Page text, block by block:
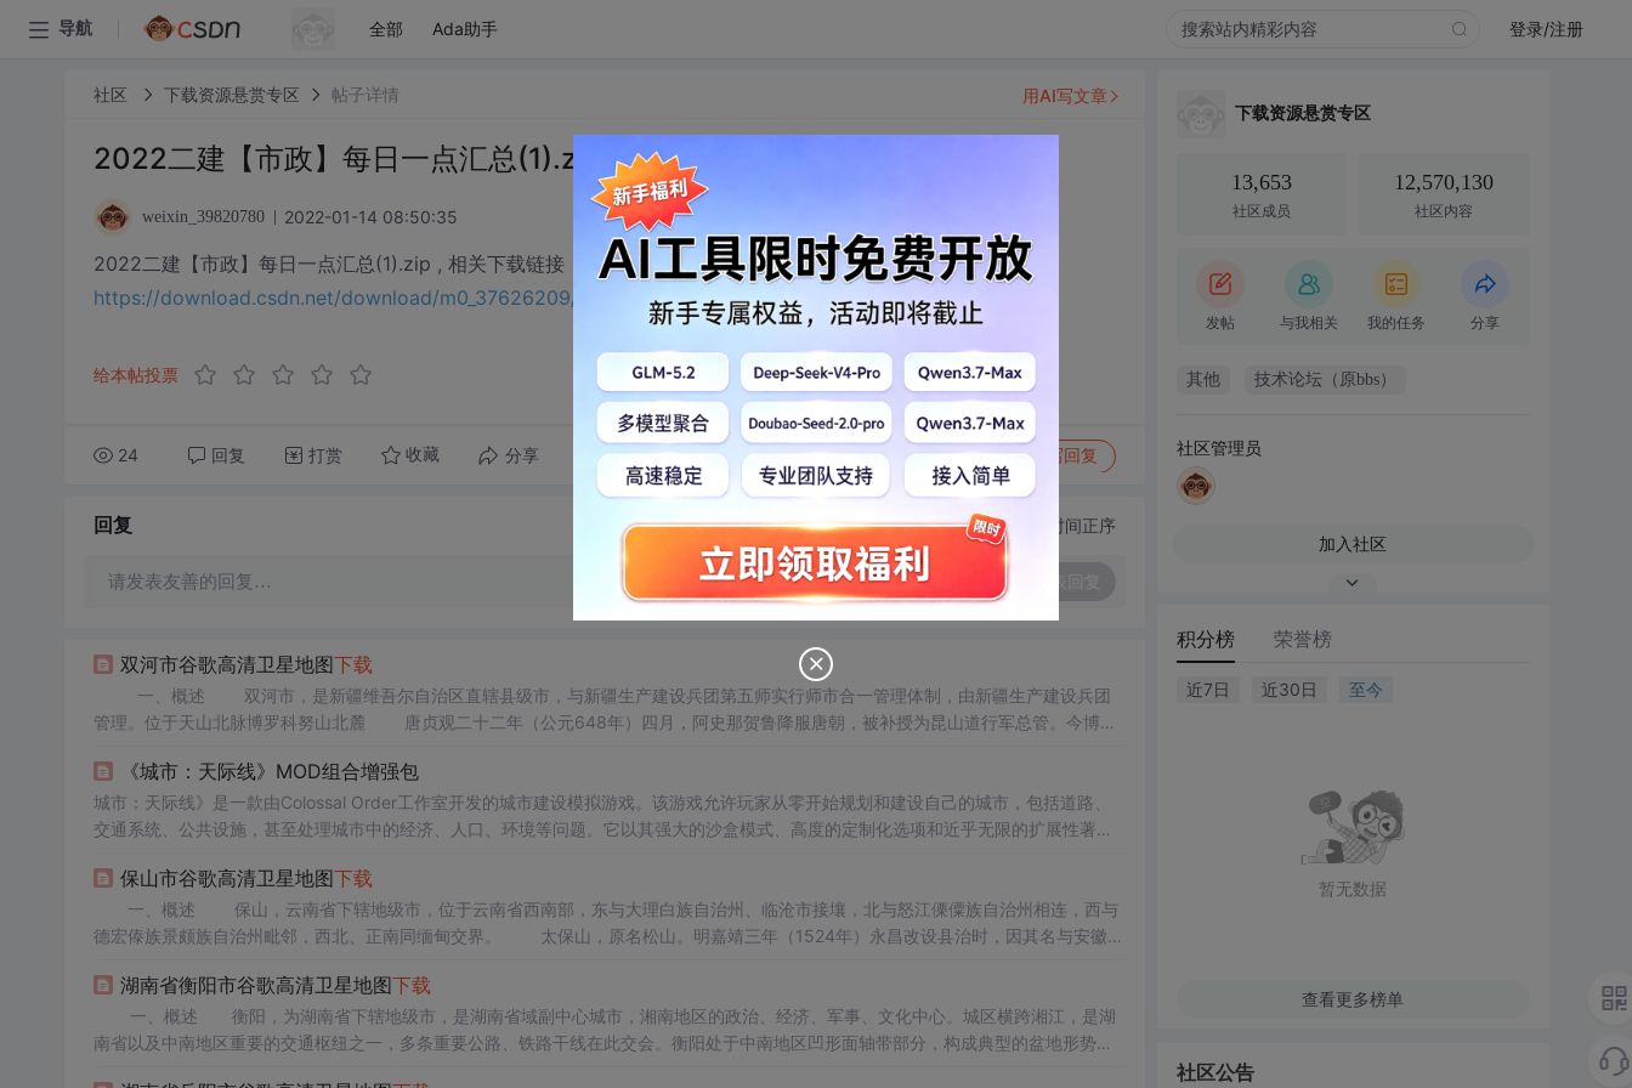
导航 全部 Ada助手 登录/注册
社区 下载资源悬赏专区 帖子详情
2022二建【市政】每日一点汇总(1).zip下载
weixin_39820780 2022-01-14 08:50:35
2022二建【市政】每日一点汇总(1).zip , 相关下载链接：
https://download.csdn.net/download/m0_37626209/75773654?utm_source=bbsseo
给本帖投票
24 回复 打赏 收藏 分享 转发到动态 举报 写回复
用AI写文章
回复 切换为时间正序
请发表友善的回复…
双河市谷歌高清卫星地图下载
管理。位于天山北脉博罗科努山北麓 唐贞观二十二年（公元648年）四月，阿史那贺鲁降服唐朝，被补授为昆山道行军总管。今博尔
瑶池都督。今博尔...
《城市：天际线》MOD组合增强包
城市：天际线》是一款由Colossal Order工作室开发的城市建设模拟游戏。该游戏允许玩家从零开始规划和建设自己的城市，包括道路、
交通系统、公共设施，甚至处理城市中的经济、人口、环境等问题。它以其强大的沙盒模式、高度的定制化选项和近乎无限的扩展性著
觉效果。
保山市谷歌高清卫星地图下载
一、概述 保山，云南省下辖地级市，位于云南省西南部，东与大理白族自治州、临沧市接壤，北与怒江傈僳族自治州相连，西与
德宏傣族景颇族自治州毗邻，西北、正南同缅甸交界。 太保山，原名松山。明嘉靖三年（1524年）永昌改设县治时，因其名与安徽永
南和永昌3节度...
湖南省衡阳市谷歌高清卫星地图下载
一、概述 衡阳，为湖南省下辖地级市，是湖南省域副中心城市，湘南地区的政治、经济、军事、文化中心。城区横跨湘江，是湖
南省以及中南地区重要的交通枢纽之一，多条重要公路、铁路干线在此交会。衡阳处于中南地区凹形面轴带部分，构成典型的盆地形势，
下载资源悬赏专区
13,653
社区成员
12,570,130
社区内容
发帖 与我相关 我的任务 分享
其他 技术论坛（原bbs）
社区管理员
加入社区
积分榜 荣誉榜
近7日 近30日 至今
暂无数据
查看更多榜单
社区公告